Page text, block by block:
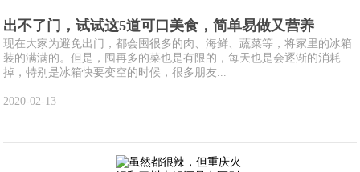
出不了门，试试这5道可口美食，简单易做又营养
现在大家为避免出门，都会囤很多的肉、海鲜、蔬菜等，将家里的冰箱
装的满满的。但是，囤再多的菜也是有限的，每天也是会逐渐的消耗
掉，特别是冰箱快要变空的时候，很多朋友...
2020-02-13